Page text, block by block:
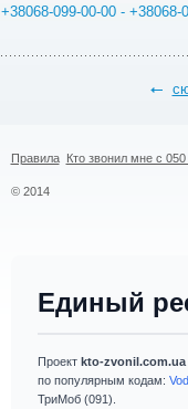
+38068-099-00-00 - +38068-
Правила Кто звонил мне с
© 2014
Единый
Проект kto-zvonil.com.ua
по популярным кодам:
ТриМоб (091).